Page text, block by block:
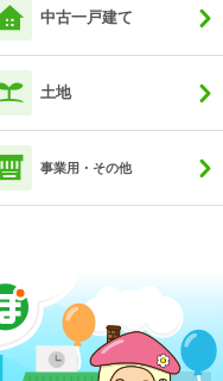
中古一戸建て
土地
事業用・その他